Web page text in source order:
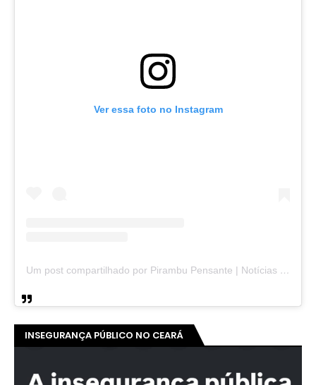
Ver essa foto no Instagram
Um post compartilhado por Pirambu Pensante | Notícias & Entretenimento (@pirambupensante)
INSEGURANÇA PÚBLICO NO CEARÁ